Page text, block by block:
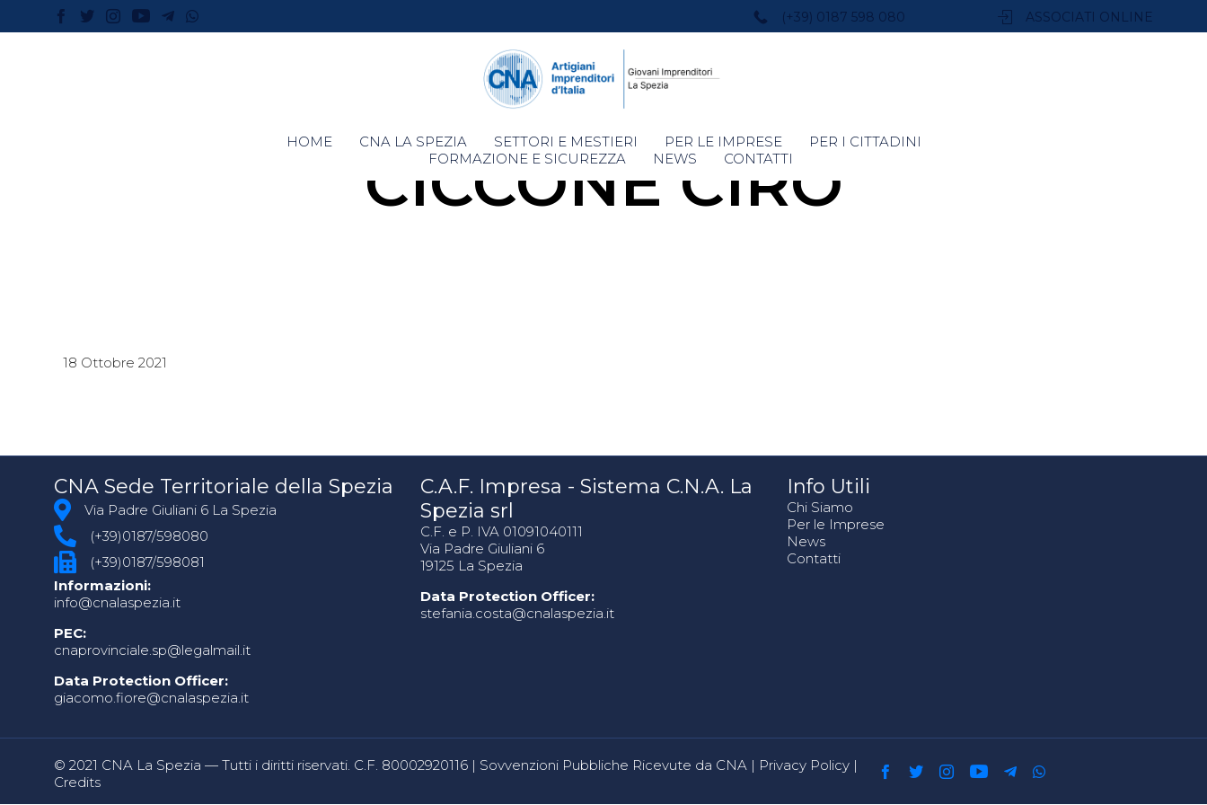
(+39) 0187 598 080 ASSOCIATI ONLINE
Skip
to
HOME CNA LA SPEZIA SETTORI E MESTIERI PER LE IMPRESE
PER I CITTADINI
FORMAZIONE E SICUREZZA
NEWS CONTATTI
CICCONE CIRO
18 Ottobre 2021
CNA Sede Territoriale della Spezia
Via Padre Giuliani 6 La Spezia
(+39)0187/598080
(+39)0187/598081
Informazioni:
info@cnalaspezia.it
PEC:
cnaprovinciale.sp@legalmail.it
Data Protection Officer:
giacomo.fiore@cnalaspezia.it
C.A.F. Impresa - Sistema C.N.A. La
Spezia srl
C.F. e P. IVA 01091040111
Via Padre Giuliani 6
19125 La Spezia
Data Protection Officer:
stefania.costa@cnalaspezia.it
Info Utili
Chi Siamo
Per le Imprese
News
Contatti
© 2021 CNA La Spezia — Tutti i diritti riservati. C.F. 80002920116 | Sovvenzioni Pubbliche Ricevute da CNA | Privacy Policy |
Credits